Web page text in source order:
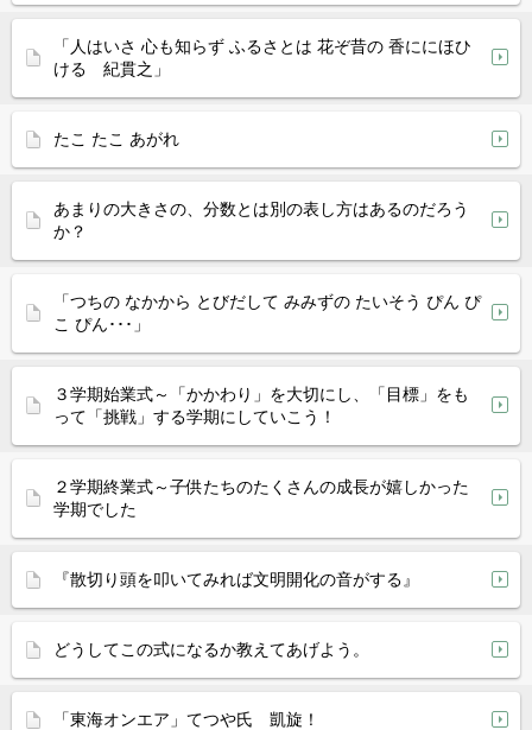
「人はいさ 心も知らず ふるさとは 花ぞ昔の 香ににほひ
ける 紀貫之」
たこ たこ あがれ
あまりの大きさの、分数とは別の表し方はあるのだろう
か？
「つちの なかから とびだして みみずの たいそう ぴん ぴ
こ ぴん･･･」
３学期始業式～「かかわり」を大切にし、「目標」をも
って「挑戦」する学期にしていこう！
２学期終業式～子供たちのたくさんの成長が嬉しかった
学期でした
『散切り頭を叩いてみれば文明開化の音がする』
どうしてこの式になるか教えてあげよう。
「東海オンエア」てつや氏 凱旋！